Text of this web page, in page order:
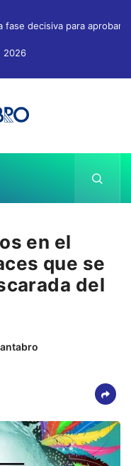
fase decisiva para aprobar
2026
en el
que se
del